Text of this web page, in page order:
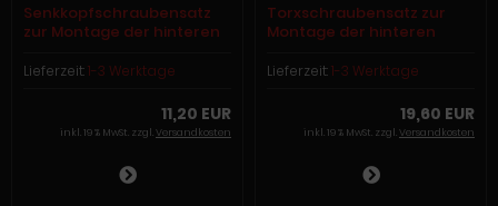
Senkkopfschraubensatz
zur Montage der hinteren
M2 und X1 Modelle
Lieferzeit:1-3 Werktage
11,20 EUR
inkl. 19 % MwSt. zzgl.Versandkosten
Torxschraubensatz zur
Montage der hinteren
Modelle
Lieferzeit:1-3 Werktage
19,60 EUR
inkl. 19 % MwSt. zzgl.Versandkosten